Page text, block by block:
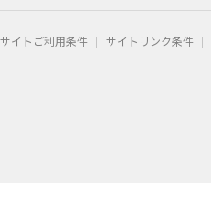
サイトご利用条件 サイトリンク条件